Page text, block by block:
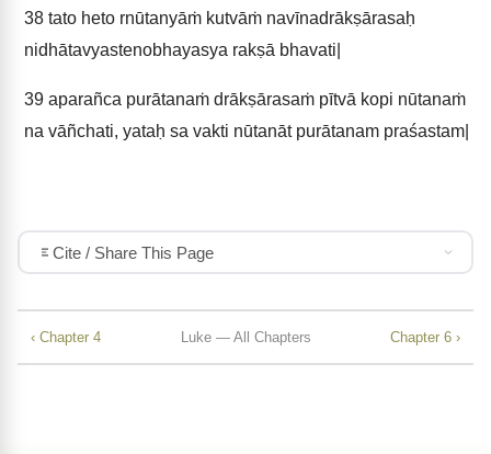
38 tato heto rnūtanyāṁ kutvāṁ navīnadrākṣārasaḥ
nidhātavyastenobhayasya rakṣā bhavati|
39 aparañca purātanaṁ drākṣārasaṁ pītvā kopi nūtanaṁ
na vāñchati, yataḥ sa vakti nūtanāt purātanam praśastam|
Cite / Share This Page
‹ Chapter 4 Luke — All Chapters Chapter 6 ›